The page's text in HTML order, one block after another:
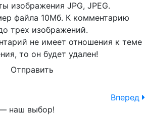
изображения JPG, JPEG.
файла 10Мб. К комментарию
трех изображений.
не имеет отношения к теме
то он будет удален!
Отправить
Вперед
наш выбор!